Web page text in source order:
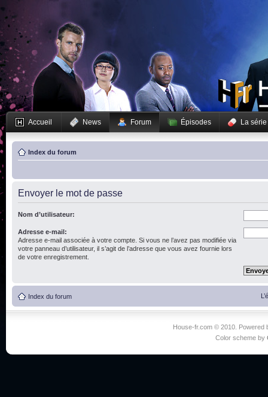
Accueil News Forum Épisodes La série
Index du forum
Envoyer le mot de passe
Nom d’utilisateur:
Adresse e-mail:
Adresse e-mail associée à votre compte. Si vous ne l’avez pas modifiée via
votre panneau d’utilisateur, il s’agit de l’adresse que vous avez fournie lors
de votre enregistrement.
Index du forum
House-fr.com © 2010. Powered
Color scheme by